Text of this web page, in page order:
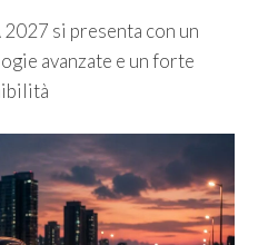
si presenta con un
avanzate e un forte